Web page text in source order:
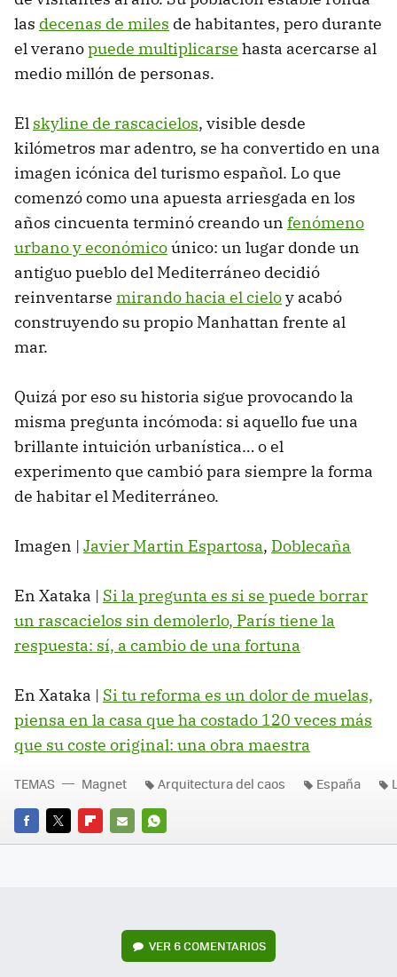
las decenas de miles de habitantes, pero durante
el veranopuede multiplicarse hasta acercarse al
medio millón de personas.
El skyline de rascacielos, visible desde
kilómetros mar adentro, se ha convertido en una
imagen icónica del turismo español. Lo que
comenzó como una apuesta arriesgada en los
años cincuenta terminó creando un fenómeno
urbano y económicoúnico: un lugar donde un
antiguo pueblo del Mediterráneo decidió
reinventarse mirando hacia el cieloy acabó
construyendo su propio Manhattan frente al
mar.
Quizá por eso su historia sigue provocando la
misma pregunta incómoda: si aquello fue una
brillante intuición urbanística… o el
experimento que cambió para siempre la forma
de habitar el Mediterráneo.
Imagen | Javier Martin Espartosa, Doblecaña
En Xataka | Si la pregunta es si se puede borrar
un rascacielos sin demolerlo, París tiene la
respuesta: sí, a cambio de una fortuna
En Xataka | Si tu reforma es un dolor de muelas,
piensa en la casa que ha costado 120 veces más
que su coste original: una obra maestra
FACEBOOK
TWITTERFLIPBOARD
E-
WHATSAPP
TEMAS Magnet Arquitectura del caos España
VER6 COMENTARIOS